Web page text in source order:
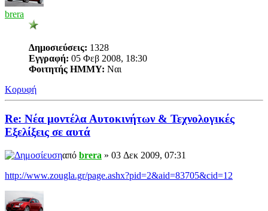
brera
Δημοσιεύσεις: 1328
Εγγραφή: 05 Φεβ 2008, 18:30
Φοιτητής ΗΜΜΥ: Ναι
Κορυφή
Re: Νέα μοντέλα Αυτοκινήτων & Τεχνολογικές
Εξελίξεις σε αυτά
από brera » 03 Δεκ 2009, 07:31
http://www.zougla.gr/page.ashx?pid=2&aid=83705&cid=12